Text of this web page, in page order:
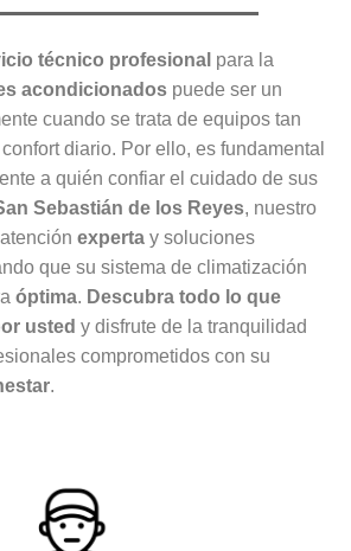
técnico profesional para la
acondicionados puede ser un
cuando se trata de equipos tan
diario. Por ello, es fundamental
a quién confiar el cuidado de sus
Sebastián de los Reyes, nuestro
experta y soluciones
que su sistema de climatización
óptima. Descubra todo lo que
usted y disfrute de la tranquilidad
comprometidos con su
.